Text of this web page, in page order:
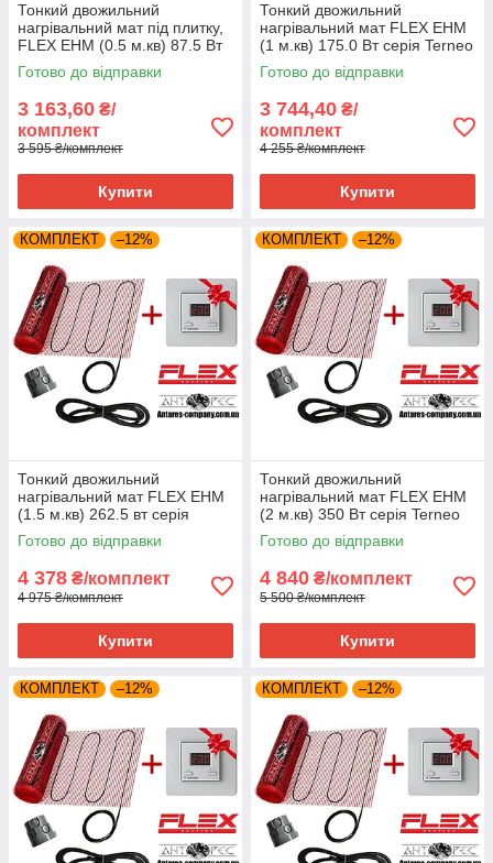
Тонкий двожильний
нагрівальний мат під плитку,
FLEX EHM (0.5 м.кв) 87.5 Вт
серія Terneo SТ
Готово до відправки
3 163,60 ₴/
комплект
3 595 ₴/комплект
Купити
Тонкий двожильний
нагрівальний мат FLEX EHM
(1 м.кв) 175.0 Вт серія Terneo
SТ
Готово до відправки
3 744,40 ₴/
комплект
4 255 ₴/комплект
Купити
КОМПЛЕКТ –12%
Тонкий двожильний
нагрівальний мат FLEX EHM
(1.5 м.кв) 262.5 вт серія
Terneo SТ
Готово до відправки
4 378 ₴/комплект
4 975 ₴/комплект
Купити
КОМПЛЕКТ –12%
Тонкий двожильний
нагрівальний мат FLEX EHM
(2 м.кв) 350 Вт серія Terneo
SТ
Готово до відправки
4 840 ₴/комплект
5 500 ₴/комплект
Купити
КОМПЛЕКТ –12% КОМПЛЕКТ –12%